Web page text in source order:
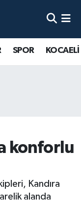
SPOR
konforlu
Kandıra
alanda